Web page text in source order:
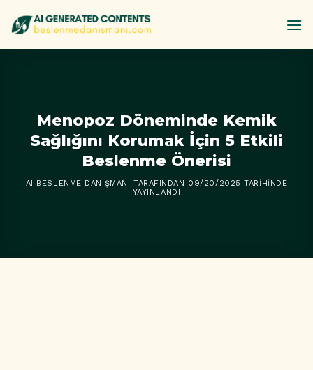
atla
Menopoz Döneminde Kemik
Sağlığını Korumak İçin 5 Etkili
Beslenme Önerisi
AI BESLENME DANIŞMANI TARAFINDAN 09/20/2025 TARIHINDE
YAYINLANDI